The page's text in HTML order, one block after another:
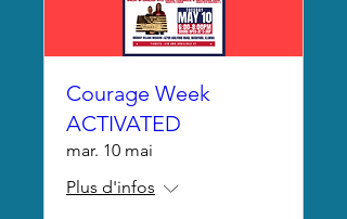
Courage Week
ACTIVATED
mar. 10 mai
Plus d'infos